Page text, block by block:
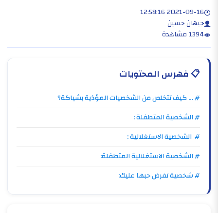
2021-09-16 12:58:16
جيهان حسين
1394 مشاهدة
📋فهرس المحتويات
# … كيف تتخلص من الشخصيات المؤذية بشياكة؟
# الشخصية المتطفلة :
# الشخصية الاستغلالية :
# الشخصية الاستغلالية المتطفلة:
# شخصية تفرض حبها عليك: